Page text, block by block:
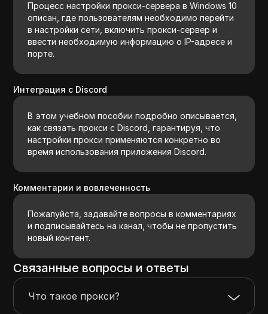
Процесс настройки прокси-сервера в Windows 10
описан, где пользователям необходимо перейти
в настройки сети, включить прокси-сервер и
ввести необходимую информацию о IP-адресе и
порте.
Интеграция с Discord
В этом учебном пособии подробно описывается,
как связать прокси с Discord, гарантируя, что
настройки прокси применяются конкретно во
время использования приложения Discord.
Комментарии и вовлеченность
Пожалуйста, задавайте вопросы в комментариях
и подписывайтесь на канал, чтобы не пропустить
новый контент.
Связанные вопросы и ответы
Что такое прокси?